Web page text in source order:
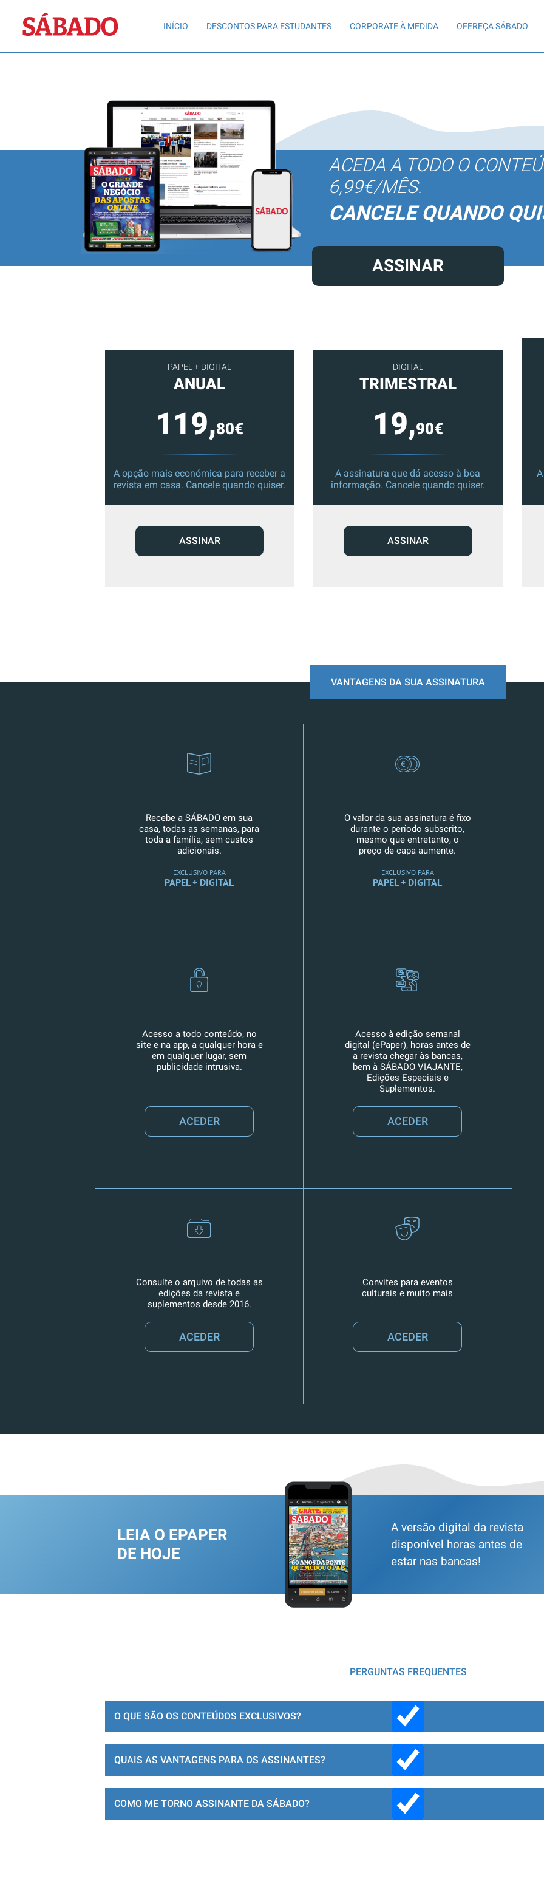
Sábado
INÍCIO DESCONTOS PARA ESTUDANTES CORPORATE À MEDIDA OFEREÇA SÁBADO
ACEDA A TODO O
6,99€/MÊS.
CANCELE QUANDO
ASSINAR
PAPEL + DIGITAL
ANUAL
119,80€
A opção mais económica para receber a
revista em casa. Cancele quando quiser.
ASSINAR
DIGITAL
TRIMESTRAL
19,90€
A assinatura que dá acesso à boa
informação. Cancele quando quiser.
ASSINAR
VANTAGENS DA SUA ASSINATURA
Recebe a SÁBADO em sua
casa, todas as semanas, para
toda a família, sem custos
adicionais.
EXCLUSIVO PARA
PAPEL + DIGITAL
O valor da sua assinatura é fixo
durante o período subscrito,
mesmo que entretanto, o
preço de capa aumente.
EXCLUSIVO PARA
PAPEL + DIGITAL
Acesso a todo conteúdo, no
site e na app, a qualquer hora e
em qualquer lugar, sem
publicidade intrusiva.
ACEDER
Acesso à edição semanal
digital (ePaper), horas antes de
a revista chegar às bancas,
bem à SÁBADO VIAJANTE,
Edições Especiais e
Suplementos.
ACEDER
Consulte o arquivo de todas as
edições da revista e
suplementos desde 2016.
ACEDER
Convites para eventos
culturais e muito mais
ACEDER
LEIA O EPAPER
DE HOJE
A versão digital da revista
disponível horas antes de
estar nas bancas!
PERGUNTAS FREQUENTES
O QUE SÃO OS CONTEÚDOS EXCLUSIVOS?
QUAIS AS VANTAGENS PARA OS ASSINANTES?
COMO ME TORNO ASSINANTE DA SÁBADO?